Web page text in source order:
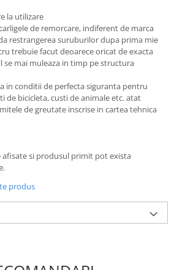
la utilizare
de remorcare, indiferent de marca
restrangerea suruburilor dupa prima mie
trebuie facut deoarece oricat de exacta
se mai muleaza in timp pe structura
in conditii de perfecta siguranta pentru
de bicicleta, custi de animale etc. atat
de greutate inscrise in cartea tehnica
si produsul primit pot exista
produs